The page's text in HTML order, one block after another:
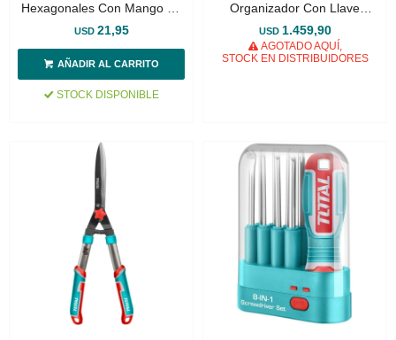
Hexagonales Con Mango En
T
USD 21,95
STOCK DISPONIBLE
Organizador Con Llave
Impacto 20v 1/2", Multímetro,
Tester, Linterna,
Herramientas Manuales
USD 1.459,90
AGOTADO AQUÍ,
STOCK EN DISTRIBUIDORES